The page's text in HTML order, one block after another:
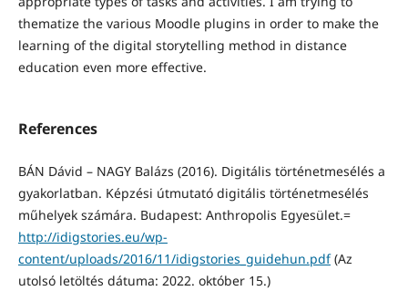
thematize the various Moodle plugins in order to make the
learning of the digital storytelling method in distance
education even more effective.
References
BÁN Dávid – NAGY Balázs (2016). Digitális történetmesélés a
gyakorlatban. Képzési útmutató digitális történetmesélés
műhelyek számára. Budapest: Anthropolis Egyesület.=
http://idigstories.eu/wp-
content/uploads/2016/11/idigstories_guidehun.pdf(Az
utolsó letöltés dátuma: 2022. október 15.)